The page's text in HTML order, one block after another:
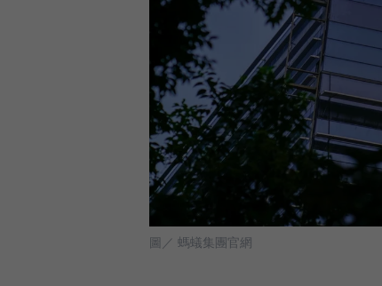
圖／ 螞蟻集團官網